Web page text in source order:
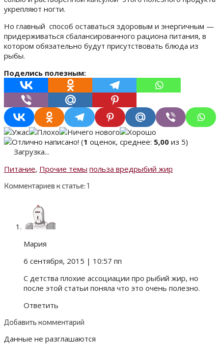
укрепляют ногти.
Но главный способ оставаться здоровым и энергичным —
придерживаться сбалансированного рациона питания, в
котором обязательно будут присутствовать блюда из
рыбы.
Поделись полезным:
(1 оценок, среднее: 5,00 из 5)
Загрузка...
Питание, Прочие темы польза вредрыбий жир
Комментариев к статье: 1
Мария
6 сентября, 2015 | 10:57 пп
С детства плохие ассоциации про рыбий жир, но
после этой статьи поняла что это очень полезно.
Ответить
Добавить комментарий
Данные не разглашаются